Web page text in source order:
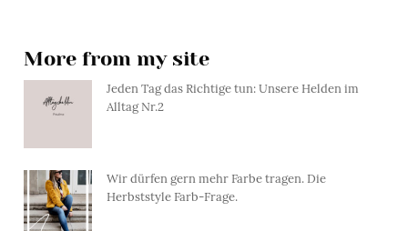
More from my site
Jeden Tag das Richtige tun: Unsere Helden im
Alltag Nr.2
Wir dürfen gern mehr Farbe tragen. Die
Herbststyle Farb-Frage.